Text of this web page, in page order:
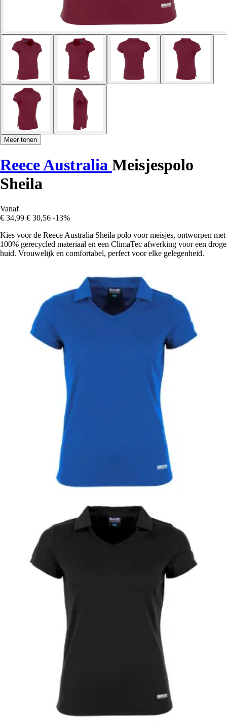
Meer tonen
Reece Australia Meisjespolo
Sheila
Vanaf
€ 34,99 € 30,56 -13%
Kies voor de Reece Australia Sheila polo voor meisjes, ontworpen met
100% gerecycled materiaal en een ClimaTec afwerking voor een droge
huid. Vrouwelijk en comfortabel, perfect voor elke gelegenheid.